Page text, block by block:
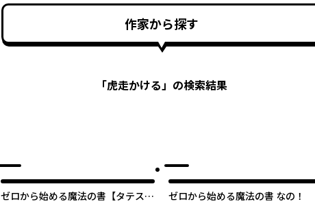
作家から探す
「虎走かける」の検索結果
ゼロから始める魔法の書【タテス
ゼロから始める魔法の書 なの！